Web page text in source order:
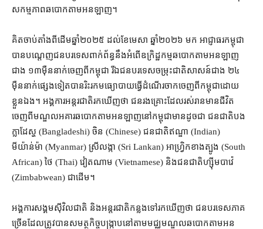
សកម្មភាព​ឆបោក​តាម​អន​ឡាញ។
គិត​ចាប់តាំងពី​ដើមឆ្នាំ​២០២៥ ដល់​ខែមេសា ឆ្នាំ​២០២៦ មក អាជ្ញាធរ​កម្ពុជា​
បាន​បណ្ដេញ​ជនបរទេស​ពាក់ព័ន្ធ​នឹង​អំពើ​ឧក្រិដ្ឋកម្ម​ឆបោក​តាម​អនឡាញ​
ជាង ១៣​ម៉ឺន​នាក់​ចេញពី​កម្ពុជា រីឯ​ជនបរទេស​ចម្រុះ​ជាតិ​សាសន៍​ជាង ២៤​
ម៉ឺន​នាក់​ផ្សេងទៀត​បាន​រិះរក​មធ្យោបាយ​ធ្វើដំណើរ​ចាក​ចេញពី​កម្ពុជា​ដោយ​
ខ្លួនឯង​។ អង្គការ​អន្តរជាតិ​រកឃើញ​ថា ជនរងគ្រោះ​ដែល​រស់រាន​មាន​ជីវិត​
ចេញពី​មណ្ឌល​អគារ​ឆបោក​តាម​អនឡាញ​នៅ​កម្ពុជា​មាន​ដូចជា ជនជាតិ​បង
ក្លាដែស្ហ (Bangladeshi) ចិន (Chinese) ជនជាតិ​ឥណ្ឌា (Indian)
មីយ៉ាន់ម៉ា (Myanmar) ស្រីលង្កា (Sri Lankan) អាហ្វ្រិក​ខាងត្បូង (South
African) ថៃ (Thai) វៀតណាម (Vietnamese) និង​ជនជាតិ​ហ្ស៊ីមបាវ៉េ
(Zimbabwean) ជាដើម។
អង្គការ​សង្គម​ស៊ីវិល​ជាតិ និង​អន្តរជាតិ​កន្លង​ទៅ​រក​ឃើញថា ជនបរទេស​ភាគ
ច្រើន​ដែល​ត្រូវ​បាន​សមត្ថកិច្ច​បង្ក្រាប​នៅ​តាម​មជ្ឈមណ្ឌល​ឆបោក​តាម​អន​